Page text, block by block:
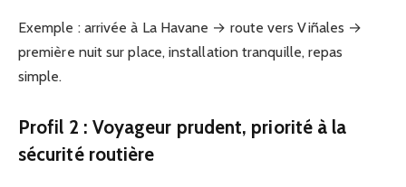
Exemple : arrivée à La Havane → route vers Viñales →
première nuit sur place, installation tranquille, repas
simple.
Profil 2 : Voyageur prudent, priorité à la
sécurité routière